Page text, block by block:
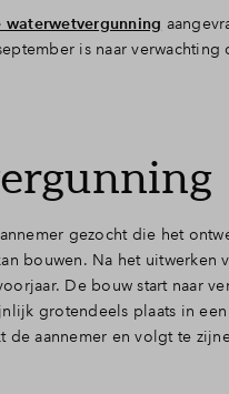
is naar
gezocht die het
bouwen. Na het uitwerken
De bouw start naar
grotendeels plaats in
de aannemer en volgt te